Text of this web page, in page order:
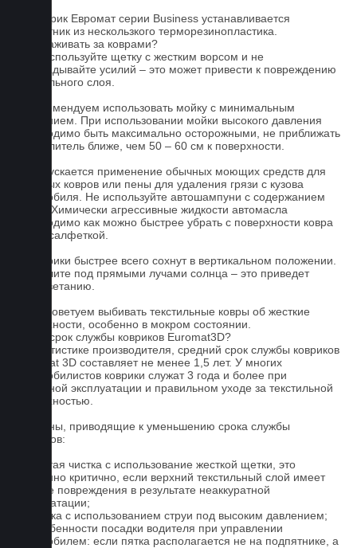
На коврик Евромат серии Business устанавливается
подпятник из нескользкого терморезинопластика.
Как ухаживать за коврами?
1.Не используйте щетку с жестким ворсом и не
прикладывайте усилий – это может привести к повреждению
текстильного слоя.
2. Рекомендуем использовать мойку с минимальным
давлением. При использовании мойки высокого давления
необходимо быть максимально осторожными, не приближать
распылитель ближе, чем 50 – 60 см к поверхности.
3. Допускается применение обычных моющих средств для
бытовых ковров или пены для удаления грязи с кузова
автомобиля. Не используйте автошампуни с содержанием
воска! Химически агрессивные жидкости автомасла
необходимо как можно быстрее убрать с поверхности ковра
сухой салфеткой.
4. Коврики быстрее всего сохнут в вертикальном положении.
Не сушите под прямыми лучами солнца – это приведет
к выцветанию.
5. Не советуем выбивать текстильные ковры об жесткие
поверхности, особенно в мокром состоянии.
Какой срок службы ковриков Euromat3D?
По статистике производителя, средний срок службы ковриков
Euromat 3D составляет не менее 1,5 лет. У многих
автомобилистов коврики служат 3 года и более при
бережной эксплуатации и правильном уходе за текстильной
поверхностью.
Причины, приводящие к уменьшению срока службы
ковриков:
1. Частая чистка с использование жесткой щетки, это
особенно критично, если верхний текстильный слой имеет
мелкие повреждения в результате неаккуратной
эксплуатации;
2. Мойка с использованием струи под высоким давлением;
3. Особенности посадки водителя при управлении
автомобилем: если пятка располагается не на подпятнике, а